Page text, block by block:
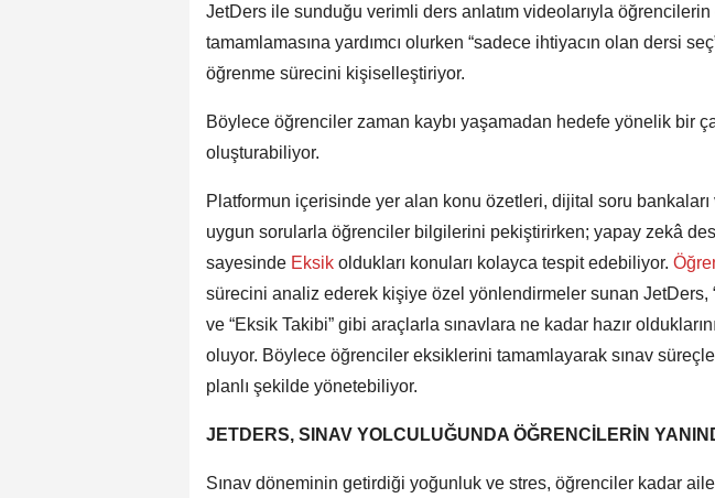
JetDers ile sunduğu verimli ders anlatım videolarıyla
tamamlamasına yardımcı olurken “sadece ihtiyacın olan dersi
öğrenme sürecini kişiselleştiriyor.
Böylece öğrenciler zaman kaybı yaşamadan hedefe yönelik bir
oluşturabiliyor.
Platformun içerisinde yer alan konu özetleri, dijital soru bankaları
uygun sorularla öğrenciler bilgilerini pekiştirirken; yapay zekâ
sayesinde Eksik oldukları konuları kolayca tespit edebiliyor.
sürecini analiz ederek kişiye özel yönlendirmeler sunan JetDers,
ve “Eksik Takibi” gibi araçlarla sınavlara ne kadar hazır
oluyor. Böylece öğrenciler eksiklerini tamamlayarak sınav
planlı şekilde yönetebiliyor.
JETDERS, SINAV YOLCULUĞUNDA ÖĞRENCİLERİN
Sınav döneminin getirdiği yoğunluk ve stres, öğrenciler kadar